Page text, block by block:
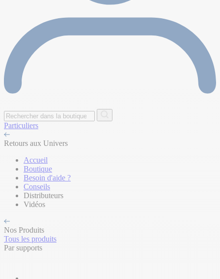
Particuliers
Retours aux Univers
Accueil
Boutique
Besoin d'aide ?
Conseils
Distributeurs
Vidéos
Nos Produits
Tous les produits
Par supports